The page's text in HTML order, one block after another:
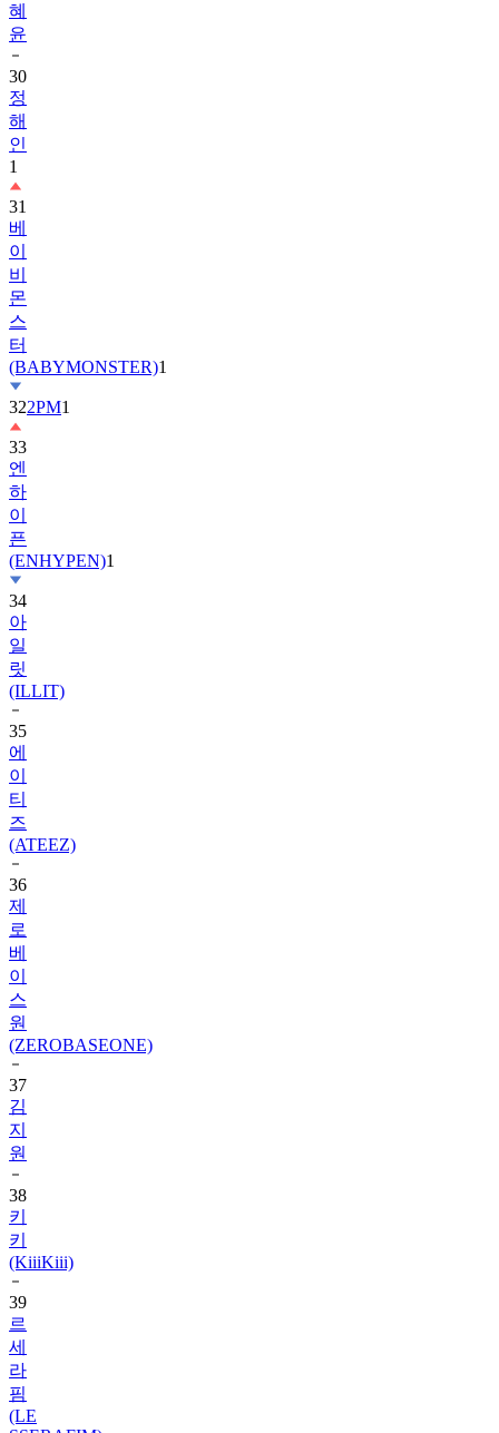
혜
윤
30
정
해
인
1
31
베
이
비
몬
스
터
(BABYMONSTER)1
322PM1
33
엔
하
이
픈
(ENHYPEN)1
34
아
일
릿
(ILLIT)
35
에
이
티
즈
(ATEEZ)
36
제
로
베
이
스
원
(ZEROBASEONE)
37
김
지
원
38
키
키
(KiiiKiii)
39
르
세
라
핌
(LE